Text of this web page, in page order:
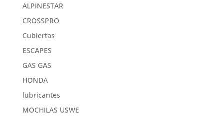
ALPINESTAR
CROSSPRO
Cubiertas
ESCAPES
GAS GAS
HONDA
lubricantes
MOCHILAS USWE